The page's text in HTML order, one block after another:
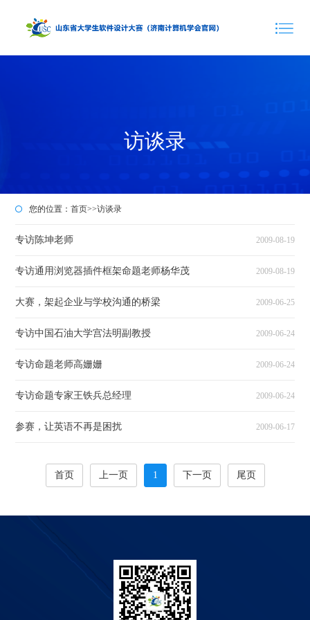
访谈录
您的位置：首页>>访谈录
专访陈坤老师 2009-08-19
专访通用浏览器插件框架命题老师杨华茂 2009-08-19
大赛，架起企业与学校沟通的桥梁 2009-06-25
专访中国石油大学宫法明副教授 2009-06-24
专访命题老师高姗姗 2009-06-24
专访命题专家王铁兵总经理 2009-06-24
参赛，让英语不再是困扰 2009-06-17
首页 上一页 1 下一页 尾页